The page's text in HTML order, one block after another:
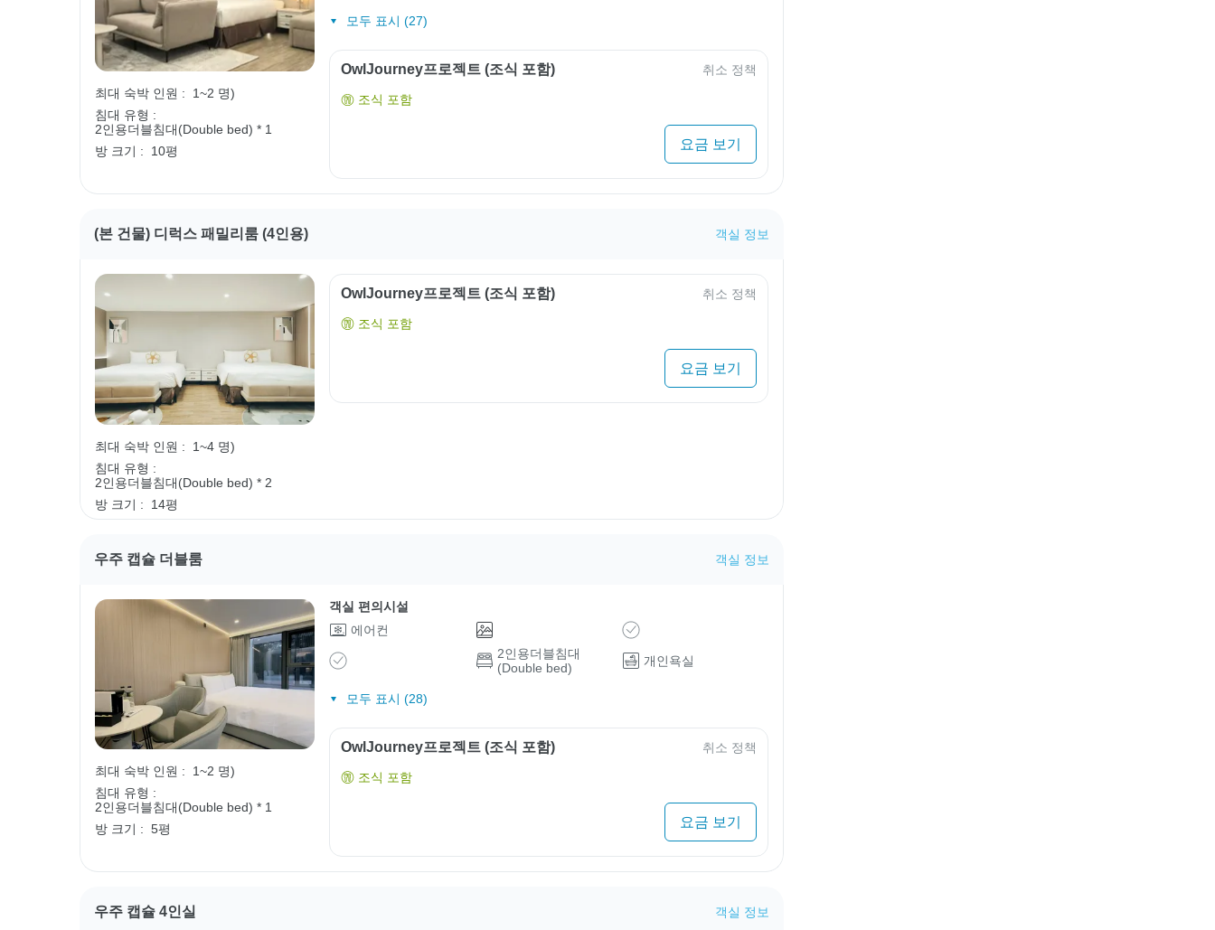
최대 숙박 인원 :
1~2 명)
침대 유형 :
2인용더블침대(Double bed) * 1
방 크기 :
10평
모두 표시 (27)
OwlJourney프로젝트 (조식 포함) 취소 정책
조식 포함
요금 보기
(본 건물) 디럭스 패밀리룸 (4인용) 객실 정보
최대 숙박 인원 :
1~4 명)
침대 유형 :
2인용더블침대(Double bed) * 2
방 크기 :
14평
OwlJourney프로젝트 (조식 포함) 취소 정책
조식 포함
요금 보기
우주 캡슐 더블룸 객실 정보
최대 숙박 인원 :
1~2 명)
침대 유형 :
2인용더블침대(Double bed) * 1
방 크기 : 5평
객실 편의시설
에어컨
2인용더블침대
(Double bed)
개인욕실
모두 표시 (28)
OwlJourney프로젝트 (조식 포함) 취소 정책
조식 포함
요금 보기
우주 캡슐 4인실 객실 정보